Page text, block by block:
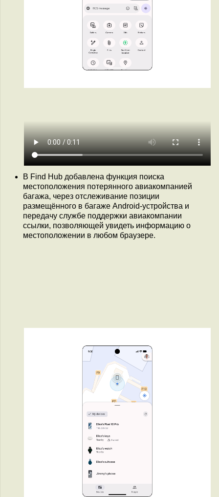
В Find Hub добавлена функция поиска
местоположения потерянного авиакомпанией
багажа, через отслеживание позиции
размещённого в багаже Android-устройства и
передачу службе поддержки авиакомпании
ссылки, позволяющей увидеть информацию о
местоположении в любом браузере.